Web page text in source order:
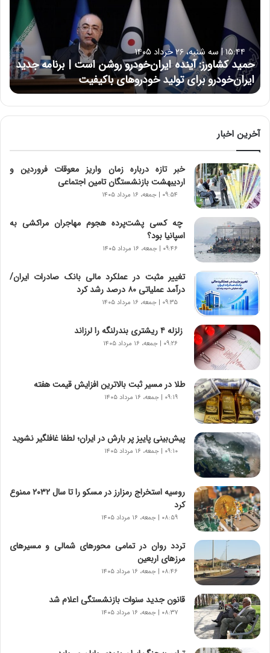
ش
ا
و
ر
ز
:
آ
ی
ن
ا
ی
ر
ا
ن‌
خ
و
د
ر
و
ر
و
ش
ن
ا
س
ت
|
ب
ر
ن
ا
م
ه
ج
د
ی
د
ا
ر
ا
ن‌
و
د
ر
و
۱۵:۴۴ | سه شنبه، ۲۶ خرداد ۱۴۰۵
حمید کشاورز: آینده ایران‌خودرو روشن است | برنامه جدید
ایران‌خودرو برای تولید خودروهای باکیفیت
آخرین اخبار
خبر تازه درباره زمان واریز معوقات فروردین و
اردیبهشت بازنشستگان تامین اجتماعی
۰۹:۵۴ | جمعه، ۱۶ مرداد ۱۴۰۵
چه کسی پشت‌پرده هجوم مهاجران مراکشی به
اسپانیا بود؟
۰۹:۴۶ | جمعه، ۱۶ مرداد ۱۴۰۵
تغییر مثبت در عملکرد مالی بانک صادرات ایران/
درآمد عملیاتی ۸۰ درصد رشد کرد
۰۹:۳۵ | جمعه، ۱۶ مرداد ۱۴۰۵
زلزله ۴ ریشتری بندرلنگه را لرزاند
۰۹:۲۶ | جمعه، ۱۶ مرداد ۱۴۰۵
طلا در مسیر ثبت بالاترین افزایش قیمت هفته
۰۹:۱۹ | جمعه، ۱۶ مرداد ۱۴۰۵
پیش‌بینی پاییز پر بارش در ایران؛ لطفا غافلگیر نشوید
۰۹:۱۰ | جمعه، ۱۶ مرداد ۱۴۰۵
روسیه استخراج رمزارز در مسکو را تا سال ۲۰۳۲ ممنوع
کرد
۰۸:۵۹ | جمعه، ۱۶ مرداد ۱۴۰۵
تردد روان در تمامی محورهای شمالی و مسیرهای
مرزهای اربعین
۰۸:۴۶ | جمعه، ۱۶ مرداد ۱۴۰۵
قانون جدید سنوات بازنشستگی اعلام شد
۰۸:۳۷ | جمعه، ۱۶ مرداد ۱۴۰۵